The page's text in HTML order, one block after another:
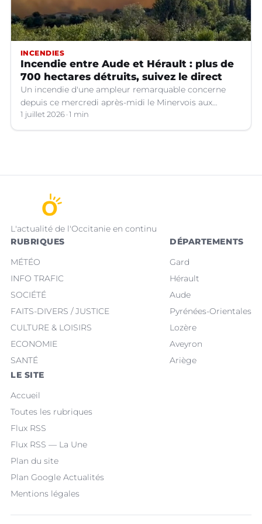
INCENDIES
Incendie entre Aude et Hérault : plus de
700 hectares détruits, suivez le direct
Un incendie d'une ampleur remarquable concerne
depuis ce mercredi après-midi le Minervois aux
confins de l'Aude et de l'Hérault.
1 juillet 2026 1 min
L'actualité de l'Occitanie en continu
RUBRIQUES
MÉTÉO
INFO TRAFIC
SOCIÉTÉ
FAITS-DIVERS / JUSTICE
CULTURE & LOISIRS
ECONOMIE
SANTÉ
DÉPARTEMENTS
Gard
Hérault
Aude
Pyrénées-Orientales
Lozère
Aveyron
Ariège
LE SITE
Accueil
Toutes les rubriques
Flux RSS
Flux RSS — La Une
Plan du site
Plan Google Actualités
Mentions légales